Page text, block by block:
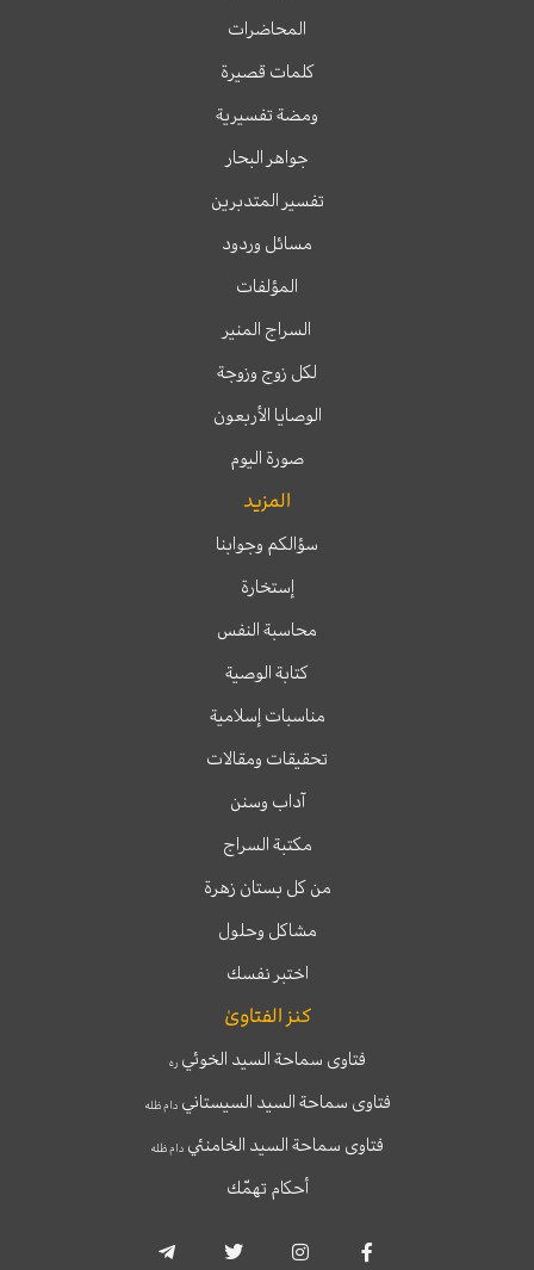
المحاضرات
كلمات قصيرة
ومضة تفسيرية
جواهر البحار
تفسير المتدبرين
مسائل وردود
المؤلفات
السراج المنير
لكل زوج وزوجة
الوصايا الأربعون
صورة اليوم
المزيد
سؤالكم وجوابنا
إستخارة
محاسبة النفس
كتابة الوصية
مناسبات إسلامية
تحقيقات ومقالات
آداب وسنن
مكتبة السراج
من كل بستان زهرة
مشاكل وحلول
اختبر نفسك
كنز الفتاوىٰ
فتاوى سماحة السيد الخوئيره
فتاوى سماحة السيد السيستانيدام ظله
فتاوى سماحة السيد الخامنئي دام ظله
أحكام تهمّك
a
c
s
i
l